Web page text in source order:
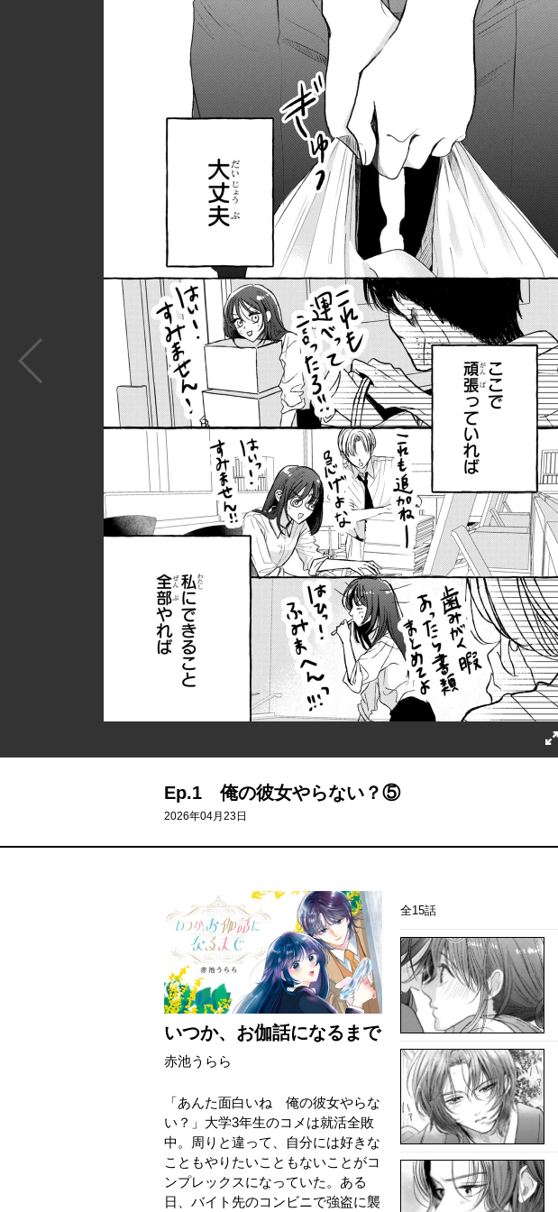
Ep.1 俺の彼女やらない？⑤
2026年04月23日
いつか、お伽話になるまで
赤池うらら
「あんた面白いね 俺の彼女やらな
い？」大学3年生のコメは就活全敗
中。周りと違って、自分には好きな
こともやりたいこともないことがコ
ンプレックスになっていた。ある
日、バイト先のコンビニで強盗に襲
全15話